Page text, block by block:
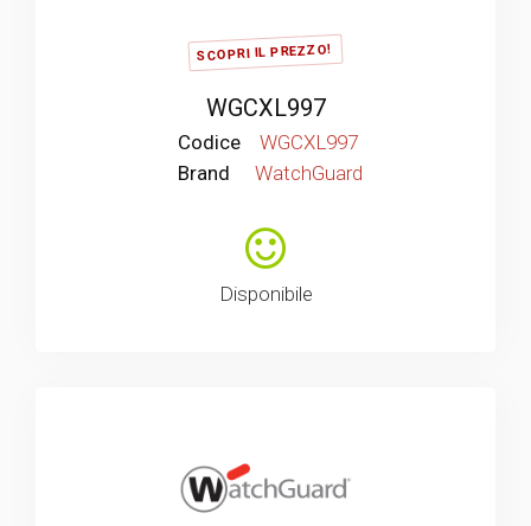
SCOPRI IL PREZZO!
WGCXL997
Codice
WGCXL997
Brand
WatchGuard
Disponibile